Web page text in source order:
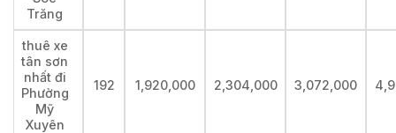
Trăng
thuê xe
tân sơn
nhất đi
Phường
Mỹ
Xuyên
192 1,920,000 2,304,000 3,072,000